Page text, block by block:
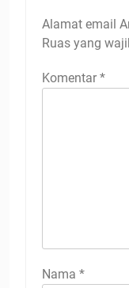
Alamat email
Ruas yang
Komentar *
Nama *